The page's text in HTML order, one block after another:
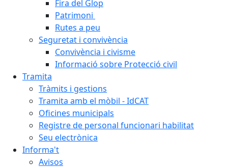
Fira del Glop
Patrimoni
Rutes a peu
Seguretat i convivència
Convivència i civisme
Informació sobre Protecció civil
Tramita
Tràmits i gestions
Tramita amb el mòbil - IdCAT
Oficines municipals
Registre de personal funcionari habilitat
Seu electrònica
Informa't
Avisos